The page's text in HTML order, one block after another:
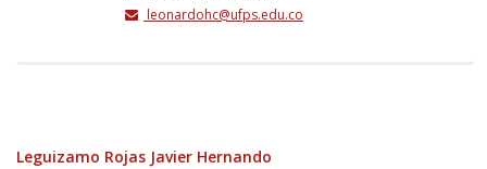
leonardohc@ufps.edu.co
Leguizamo Rojas Javier Hernando